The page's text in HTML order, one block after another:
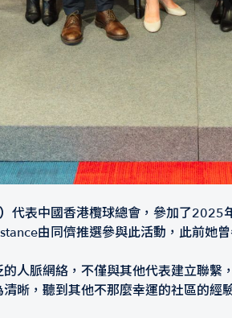
代表中國香港欖球總會，參加了2025
由同儕推選參與此活動，此前她
人脈網絡，不僅與其他代表建立聯
晰，聽到其他不那麼幸運的社區的